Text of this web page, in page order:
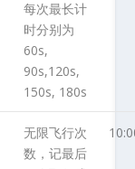
每次最长计
时分别为
60s,
90s,120s,
150s, 180s
无限飞行次
数，记最后